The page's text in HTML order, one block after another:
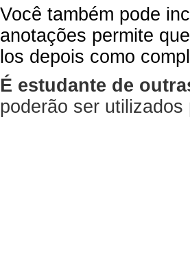
Você também pode
anotações permite
los depois como
É estudante de
poderão ser